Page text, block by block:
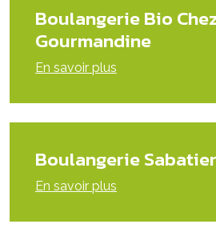
Boulangerie Bio
Gourmandine
En savoir plus
Boulangerie Sabatier
En savoir plus